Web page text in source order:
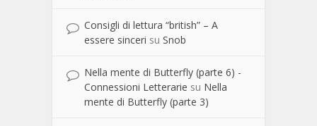
Consigli di lettura “british” – A
essere sinceri su Snob
Nella mente di Butterfly (parte 6) -
Connessioni Letterarie su Nella
mente di Butterfly (parte 3)